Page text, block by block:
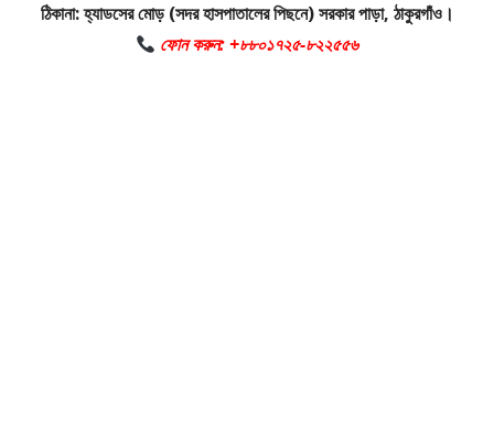
ঠিকানা: হ্যাডসের মোড় (সদর হাসপাতালের পিছনে) সরকার পাড়া, ঠাকুরগাঁও।
ফোন করুন: +৮৮০১৭২৫-৮২২৫৫৬